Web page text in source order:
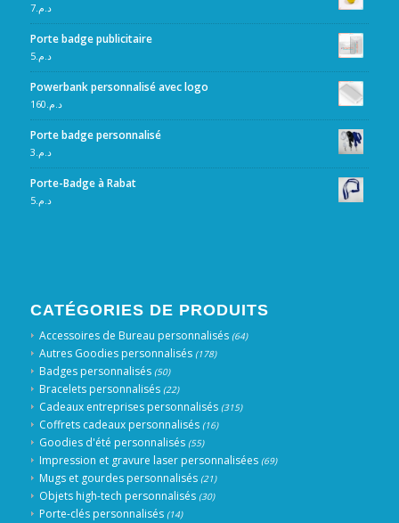
د.م.7
Porte badge publicitaire
د.م.5
Powerbank personnalisé avec logo
د.م.160
Porte badge personnalisé
د.م.3
Porte-Badge à Rabat
د.م.5
CATÉGORIES DE PRODUITS
Accessoires de Bureau personnalisés (64)
Autres Goodies personnalisés (178)
Badges personnalisés (50)
Bracelets personnalisés (22)
Cadeaux entreprises personnalisés (315)
Coffrets cadeaux personnalisés (16)
Goodies d'été personnalisés (55)
Impression et gravure laser personnalisées (69)
Mugs et gourdes personnalisés (21)
Objets high-tech personnalisés (30)
Porte-clés personnalisés (14)